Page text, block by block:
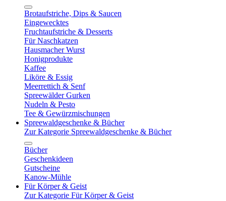
Brotaufstriche, Dips & Saucen
Eingewecktes
Fruchtaufstriche & Desserts
Für Naschkatzen
Hausmacher Wurst
Honigprodukte
Kaffee
Liköre & Essig
Meerrettich & Senf
Spreewälder Gurken
Nudeln & Pesto
Tee & Gewürzmischungen
Spreewaldgeschenke & Bücher
Zur Kategorie Spreewaldgeschenke & Bücher
Bücher
Geschenkideen
Gutscheine
Kanow-Mühle
Für Körper & Geist
Zur Kategorie Für Körper & Geist